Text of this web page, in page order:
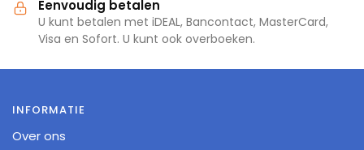
Eenvoudig betalen
U kunt betalen met iDEAL, Bancontact, MasterCard,
Visa en Sofort. U kunt ook overboeken.
INFORMATIE
Over ons